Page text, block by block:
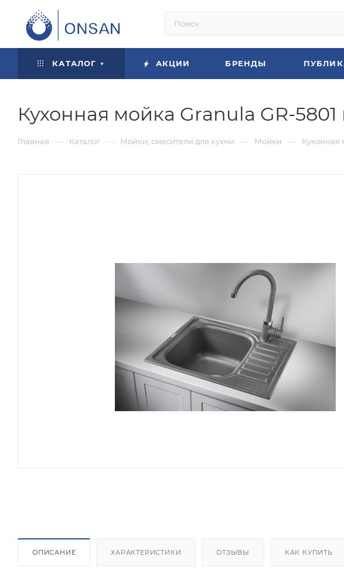
КАТАЛОГ АКЦИИ БРЕНДЫ
Кухонная мойка Granula GR-5801
Главная — Каталог — Мойки, смесители для кухни — Мойки — Кухонная
ОПИСАНИЕ ХАРАКТЕРИСТИКИ ОТЗЫВЫ КАК КУПИТЬ